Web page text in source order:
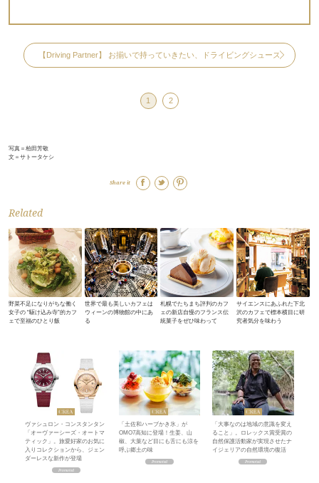
【Driving Partner】 お揃いで持っていきたい、ドライビングシューズ
1 2
写真＝柏田芳敬
文＝サトータケシ
Share it
Related
野菜不足になりがちな働く
女子の “駆け込み寺”的カフ
ェで至福のひとり飯
世界で最も美しいカフェは
ウィーンの博物館の中にあ
る
札幌でたちまち評判のカフ
ェの新店自慢のフランス伝
統菓子をぜひ味わって
サイエンスにあふれた下北
沢のカフェで標本横目に研
究者気分を味わう
ヴァシュロン・コンスタンタン
「オーヴァーシーズ・オートマ
ティック」。旅愛好家のお気に
入りコレクションから、ジェン
ダーレスな新作が登場
「土佐和ハーブかき氷」が
OMO7高知に登場！生姜、山
椒、大葉など目にも舌にも涼を
呼ぶ郷土の味
「大事なのは地域の意識を変え
ること」。ロレックス賞受賞の
自然保護活動家が実現させたナ
イジェリアの自然環境の復活